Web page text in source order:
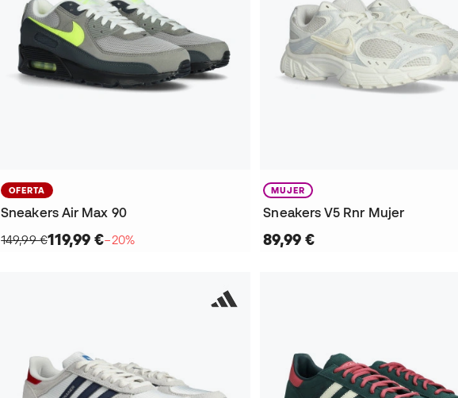
OFERTA
Sneakers Air Max 90
149,99 €119,99 €−20%
MUJER
Sneakers V5 Rnr Mujer
89,99 €